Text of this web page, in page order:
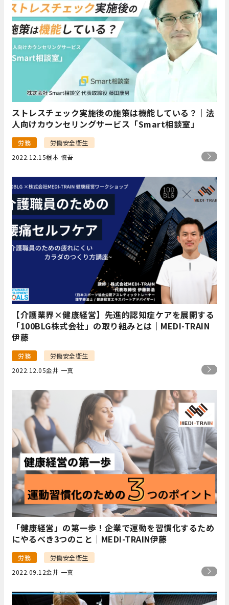
ストレスチェック実施後の施策は機能している？｜法
人向けカウンセリングサービス「Smart相談室」
労務
労働安全衛生
2022.12.15根本 慎吾
【介護業界×健康経営】先進的認知症ケアを展開する
「100BLG株式会社」の取り組みとは｜MEDI-TRAIN
伊藤
労務
労働安全衛生
2022.12.05金井 一真
「健康経営」の第一歩！企業で運動を習慣化するため
にやるべき3つのこと｜MEDI-TRAIN伊藤
労務
労働安全衛生
2022.09.12金井 一真